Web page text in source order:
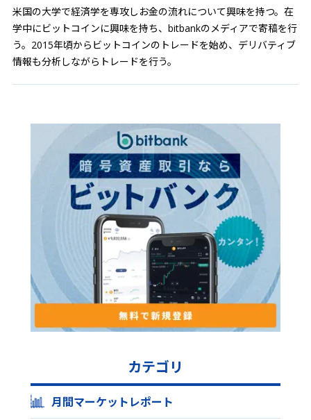
米国の大学で経済学を専攻しお金の流れについて興味を持つ。在
学中にビットコインに興味を持ち、bitbankのメディアで寄稿を行
う。2015年頃からビットコインのトレードを始め、デリバティブ
情報も分析しながらトレードを行う。
カテゴリ
月間マーケットレポート